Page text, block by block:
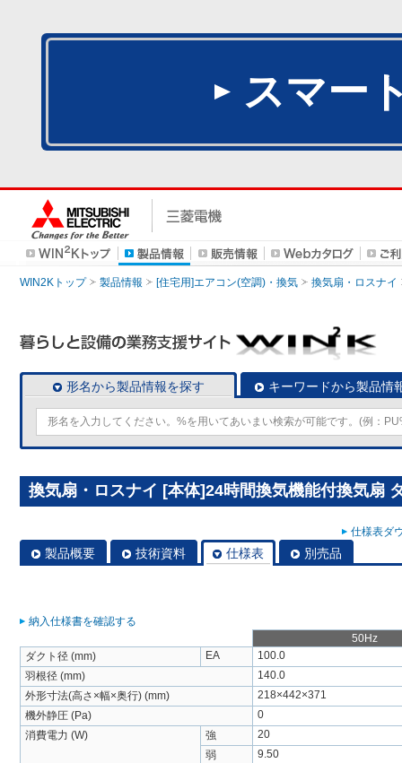
スマー
WIN2Kトップ 製品情報 [住宅用]エアコン(空調)・換気 換気扇・ロスナイ
形名から製品情報を探す キーワードから製品情
換気扇・ロスナイ [本体]24時間換気機能付換気扇
仕様表ダ
製品概要 技術資料 仕様表 別売品
納入仕様書を確認する
50Hz
ダクト径 (mm)
EA
100.0
羽根径 (mm)
140.0
外形寸法(高さ×幅×奥行) (mm)
218×442×371
機外静圧 (Pa)
0
消費電力 (W)
強
20
弱
9.50